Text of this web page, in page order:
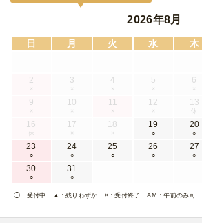
2026年8月
日 月 火 水 木
2
×
3
×
4
×
5
×
6
×
9
×
10
×
11
×
12
×
13
休
16
休
17
×
18
×
19
○
20
○
23
○
24
○
25
○
26
○
27
○
30
○
31
○
◯ ：受付中 ▲ ：残りわずか ×：受付終了 AM ：午前のみ可